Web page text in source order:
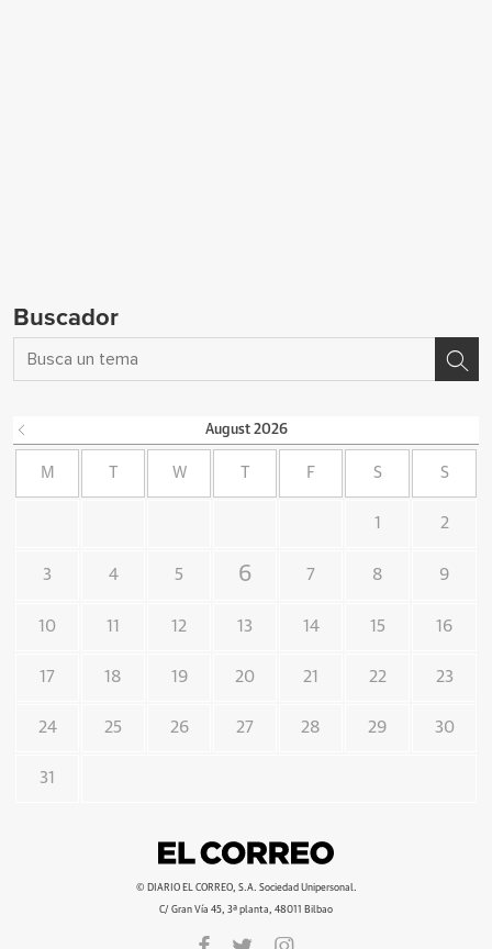
Buscador
August 2026
M W F S S
1 2
3 4 5 6 7 8 9
10 11 12 13 14 15 16
17 18 19 20 21 22 23
24 25 26 27 28 29 30
31
© DIARIO EL CORREO, S.A. Sociedad Unipersonal.
C/ Gran Vía 45, 3ª planta, 48011 Bilbao